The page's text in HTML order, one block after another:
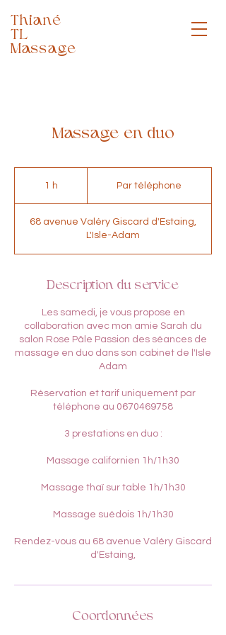
Thiané
TL
Massage
Massage en duo
1 h Par téléphone
68 avenue Valéry Giscard d'Estaing,
L'Isle-Adam
Description du service
Les samedi, je vous propose en
collaboration avec mon amie Sarah du
salon Rose Pâle Passion des séances de
massage en duo dans son cabinet de l'Isle
Adam
Réservation et tarif uniquement par
téléphone au 0670469758
3 prestations en duo :
Massage californien 1h/1h30
Massage thaï sur table 1h/1h30
Massage suédois 1h/1h30
Rendez-vous au 68 avenue Valéry Giscard
d'Estaing,
Coordonnées